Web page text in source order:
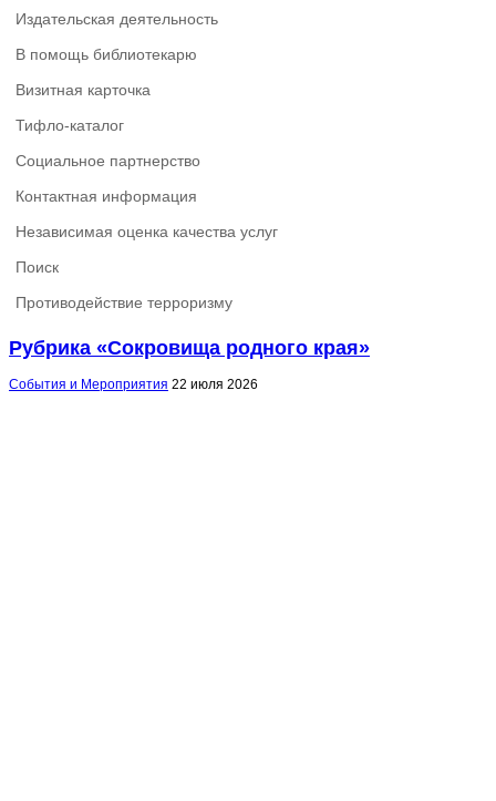
Издательская деятельность
В помощь библиотекарю
Визитная карточка
Тифло-каталог
Социальное партнерство
Контактная информация
Независимая оценка качества услуг
Поиск
Противодействие терроризму
Рубрика «Сокровища родного края»
События и Мероприятия 22 июля 2026